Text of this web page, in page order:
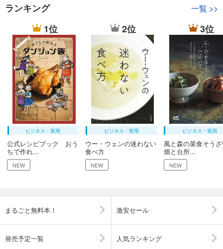
ランキング 一覧 >>
1位
ビジネス・実用
公式レシピブック おう
ちで作れ...
NEW
2位
ビジネス・実用
ウー・ウェンの迷わない
食べ方
NEW
3位
ビジネス・実用
風と森の菜食そう
畑と台所...
NEW
まるごと無料本！ 激安セール
発売予定一覧 人気ランキング